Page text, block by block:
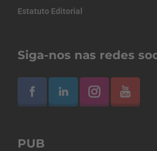
Estatuto Editorial
Siga-nos nas redes
PUB